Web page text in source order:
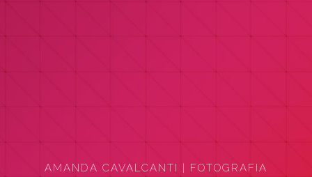
AMANDA CAVALCANTI | FOTOGRAFIA